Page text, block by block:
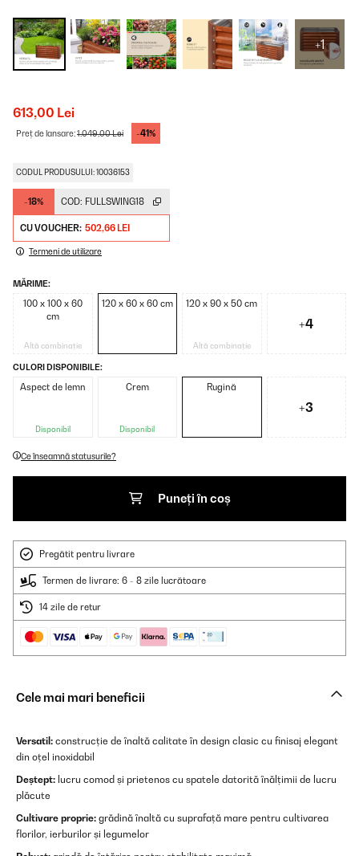
+1
613,00 Lei
Preț de lansare:1.049,00 Lei -41%
CODUL PRODUSULUI: 10036153
-18% COD: FULLSWING18
CU VOUCHER: 502,66 LEI
Termeni de utilizare
MĂRIME:
100 x 100 x 60
cm
Altă combinație
120 x 60 x 60 cm 120 x 90 x 50 cm
Altă combinație
+4
CULORI DISPONIBILE:
Aspect de lemn
Disponibil
Crem
Disponibil
Rugină
+3
Ce înseamnă statusurile?
Puneți în coș
Pregătit pentru livrare
Termen de livrare: 6 - 8 zile lucrătoare
14 zile de retur
Cele mai mari beneficii
Versatil: construcție de înaltă calitate în design clasic cu finisaj elegant
din oțel inoxidabil
Deștept: lucru comod și prietenos cu spatele datorită înălțimii de lucru
plăcute
Cultivare proprie: grădină înaltă cu suprafață mare pentru cultivarea
florilor, ierburilor și legumelor